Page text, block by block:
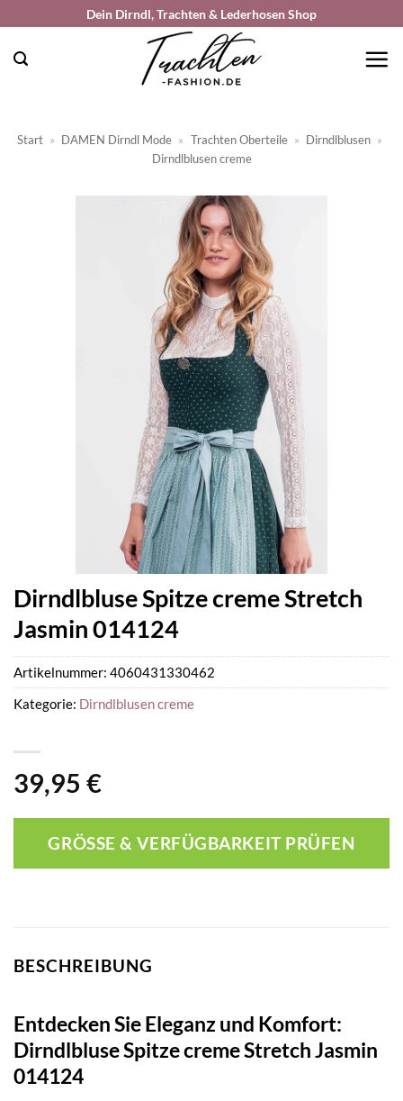
springen
Dein Dirndl, Trachten & Lederhosen Shop
Start » DAMEN Dirndl Mode » Trachten Oberteile » Dirndlblusen »
Dirndlblusen creme
Dirndlbluse Spitze creme Stretch
Jasmin 014124
39,95 €
GRÖSSE & VERFÜGBARKEIT PRÜFEN
Artikelnummer: 4060431330462
Kategorie: Dirndlblusen creme
BESCHREIBUNG
Entdecken Sie Eleganz und Komfort:
Dirndlbluse Spitze creme Stretch Jasmin
014124